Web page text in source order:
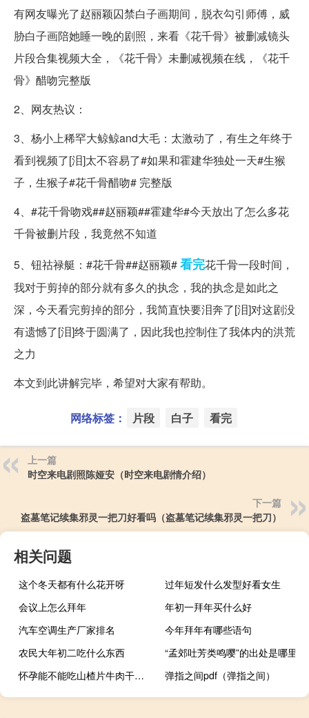
有网友曝光了赵丽颖囚禁白子画期间，脱衣勾引师傅，威
胁白子画陪她睡一晚的剧照，来看《花千骨》被删减镜头
片段合集视频大全，《花千骨》未删减视频在线，《花千
骨》醋吻完整版
2、网友热议：
3、杨小上稀罕大鲸鲸and大毛：太激动了，有生之年终于
看到视频了[泪]太不容易了#如果和霍建华独处一天#生猴
子，生猴子#花千骨醋吻# 完整版
4、#花千骨吻戏##赵丽颖##霍建华#今天放出了怎么多花
千骨被删片段，我竟然不知道
5、钮祜禄艇：#花千骨##赵丽颖#看完花千骨一段时间，
我对于剪掉的部分就有多久的执念，我的执念是如此之
深，今天看完剪掉的部分，我简直快要泪奔了[泪]对这剧没
有遗憾了[泪]终于圆满了，因此我也控制住了我体内的洪荒
之力
本文到此讲解完毕，希望对大家有帮助。
网络标签： 片段 白子 看完
上一篇
时空来电剧照陈娅安（时空来电剧情介绍）
下一篇
盗墓笔记续集邪灵一把刀好看吗（盗墓笔记续集邪灵一把刀）
相关问题
这个冬天都有什么花开呀
过年短发什么发型好看女生
会议上怎么拜年
年初一拜年买什么好
汽车空调生产厂家排名
今年拜年有哪些语句
农民大年初二吃什么东西
“孟郊吐芳类鸣嘤”的出处是哪里
怀孕能不能吃山楂片牛肉干（怀孕能不能吃山楂）
弹指之间pdf（弹指之间）